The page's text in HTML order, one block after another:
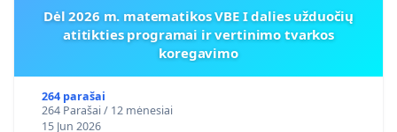
Dėl 2026 m. matematikos VBE I dalies užduočių
atitikties programai ir vertinimo tvarkos
koregavimo
264 parašai
264 Parašai / 12 mėnesiai
15 Jun 2026